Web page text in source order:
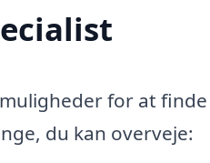
for at finde
du kan overveje: